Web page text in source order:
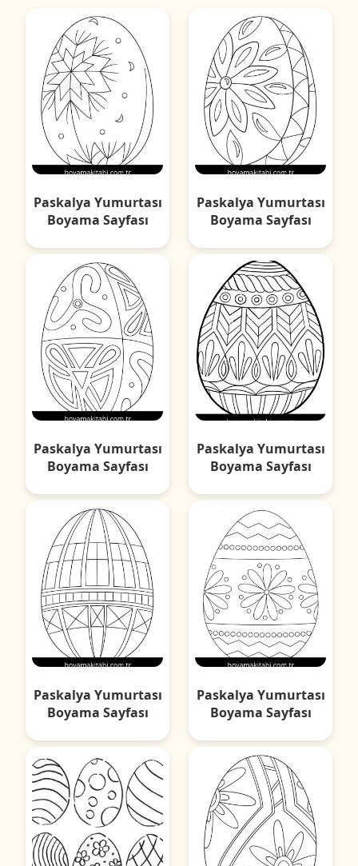
Paskalya Yumurtası
Boyama Sayfası
Paskalya Yumurtası
Boyama Sayfası
Paskalya Yumurtası
Boyama Sayfası
Paskalya Yumurtası
Boyama Sayfası
Paskalya Yumurtası
Boyama Sayfası
Paskalya Yumurtası
Boyama Sayfası